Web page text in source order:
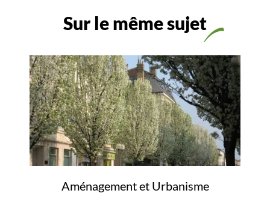
Sur le même sujet
Aménagement et Urbanisme